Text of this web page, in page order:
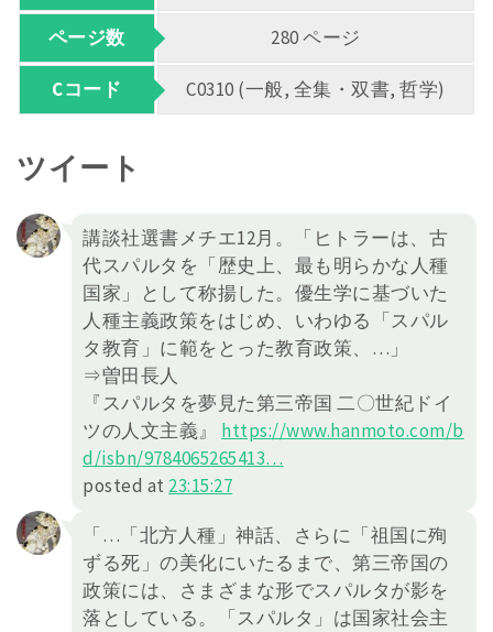
ページ数 280 ページ
Cコード C0310 (一般, 全集・双書, 哲学)
ツイート
講談社選書メチエ12月。「ヒトラーは、古
代スパルタを「歴史上、最も明らかな人種
国家」として称揚した。優生学に基づいた
人種主義政策をはじめ、いわゆる「スパル
タ教育」に範をとった教育政策、…」
⇒曽田長人
『スパルタを夢見た第三帝国 二〇世紀ドイ
ツの人文主義』 https://www.hanmoto.com/b
d/isbn/9784065265413…
posted at 23:15:27
「…「北方人種」神話、さらに「祖国に殉
ずる死」の美化にいたるまで、第三帝国の
政策には、さまざまな形でスパルタが影を
落としている。「スパルタ」は国家社会主